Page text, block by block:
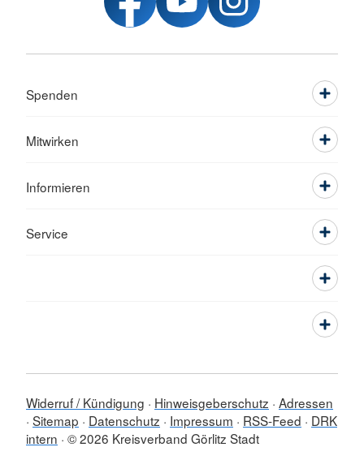
Spenden
Mitwirken
Informieren
Service
Widerruf / Kündigung Hinweisgeberschutz Adressen
Sitemap
Datenschutz Impressum RSS-Feed
DRK
intern © 2026 Kreisverband Görlitz Stadt